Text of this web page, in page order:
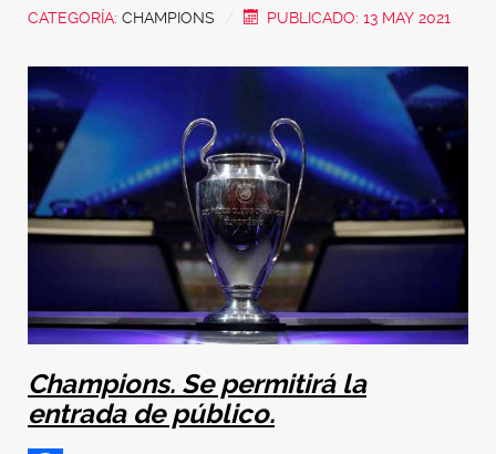
CATEGORÍA: CHAMPIONS PUBLICADO: 13 MAY 2021
Champions. Se permitirá la
entrada de público.